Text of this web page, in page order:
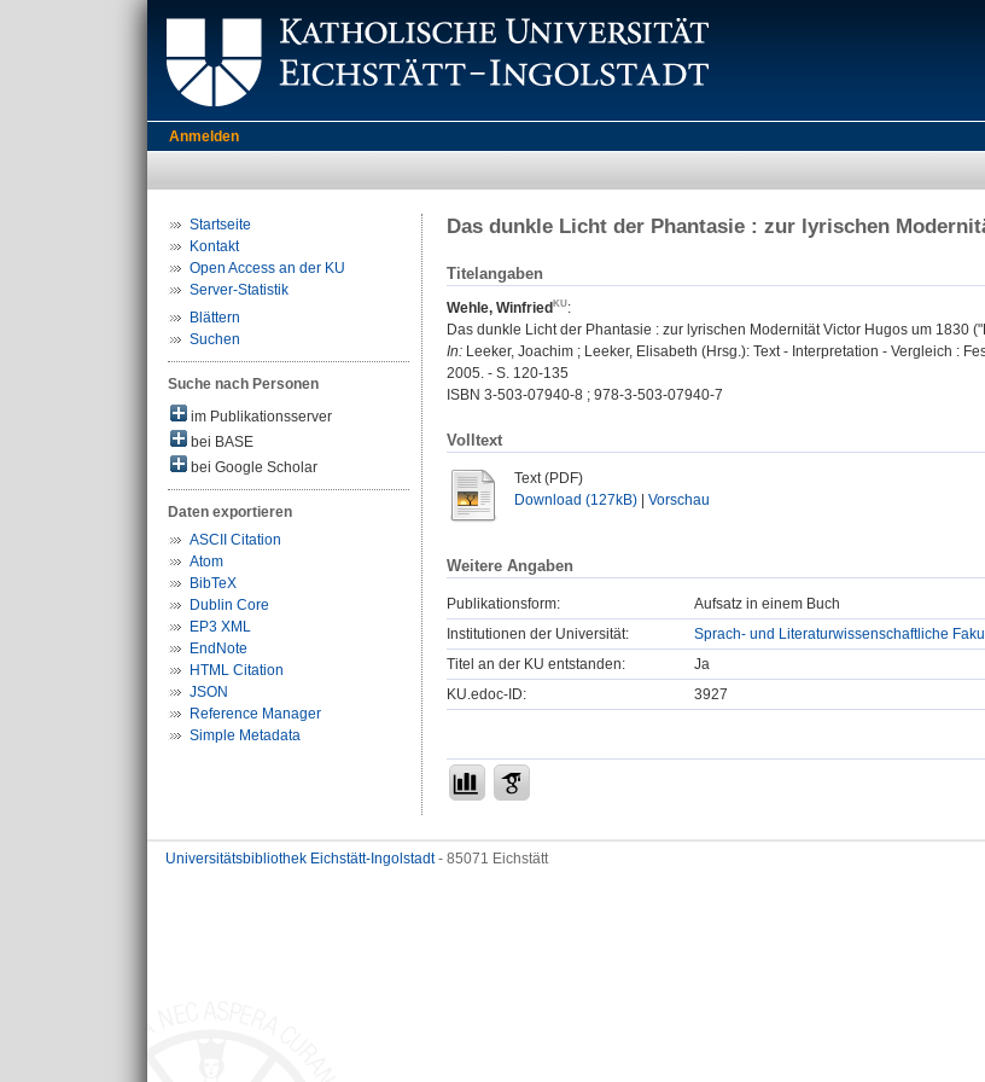
Anmelden
Startseite
Kontakt
Open Access an der KU
Server-Statistik
Blättern
Suchen
Suche nach Personen
im Publikationsserver
bei BASE
bei Google Scholar
Daten exportieren
ASCII Citation
Atom
BibTeX
Dublin Core
EP3 XML
EndNote
HTML Citation
JSON
Reference Manager
Simple Metadata
Das dunkle Licht der Phantasie : zur lyrischen
Titelangaben
Wehle, Winfried
:
Das dunkle Licht der Phantasie : zur lyrischen Modernität Victor Hugos um 1830
In: Leeker, Joachim ; Leeker, Elisabeth (Hrsg.): Text - Interpretation - Vergleich :
2005. - S. 120-135
ISBN 3-503-07940-8 ; 978-3-503-07940-7
Volltext
Text (PDF)
Download (127kB)
Vorschau
Weitere Angaben
Publikationsform:
Aufsatz in einem Buch
Institutionen der Universität:
Sprach- und Literaturwissenschaftliche
Titel an der KU entstanden:
Ja
KU.edoc-ID:
3927
Universitätsbibliothek Eichstätt-Ingolstadt- 85071 Eichstätt